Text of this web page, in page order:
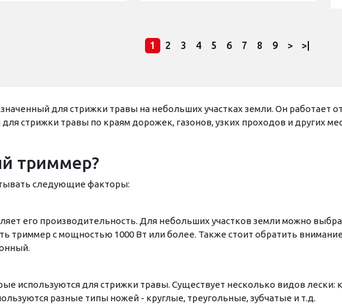
1 2 3 4 5 6 7 8 9 > >|
для стрижки травы на небольших участках земли. Он работает
стрижки травы по краям дорожек, газонов, узких проходов и других
триммер?
следующие факторы:
его производительность. Для небольших участков земли можно
триммер с мощностью 1000 Вт или более. Также стоит обратить
используются для стрижки травы. Существует несколько видов лески:
разные типы ножей - круглые, треугольные, зубчатые и т.д.